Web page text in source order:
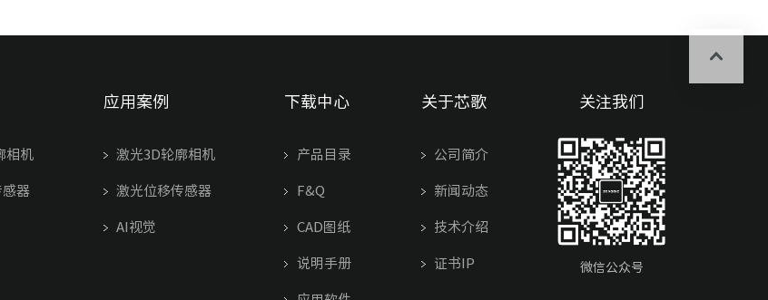
相机
感器
应用案例
激光3D轮廓相机
激光位移传感器
AI视觉
下载中心
产品目录
F&Q
CAD图纸
说明手册
关于芯歌
公司简介
新闻动态
技术介绍
证书IP
关注我们
微信公众号